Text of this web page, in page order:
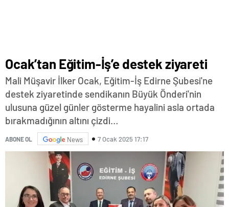
Ocak’tan Eğitim-İş’e destek ziyareti
Mali Müşavir İlker Ocak, Eğitim-İş Edirne Şubesi'ne
destek ziyaretinde sendikanın Büyük Önderi'nin
ulusuna güzel günler gösterme hayalini asla ortada
bırakmadığının altını çizdi…
ABONE OL News 7 Ocak 2025 17:17